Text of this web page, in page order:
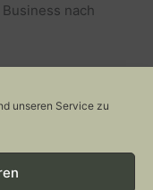
unseren Service zu
nach
>>
Plants, Cats & Art